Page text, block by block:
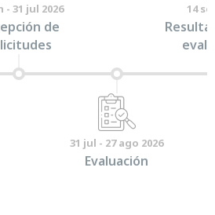
- 31 jul 2026
de
31 jul - 27 ago 2026
Evaluación
14